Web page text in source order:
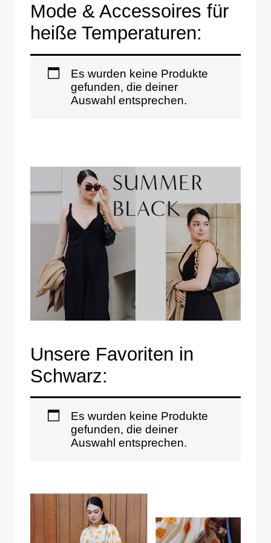
Mode & Accessoires für
heiße Temperaturen:
Es wurden keine Produkte
gefunden, die deiner
Auswahl entsprechen.
Unsere Favoriten in
Schwarz:
Es wurden keine Produkte
gefunden, die deiner
Auswahl entsprechen.